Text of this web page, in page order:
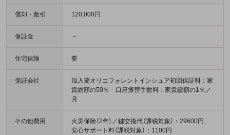
償却・敷引 120,000円
保証金 －
住宅保険 要
保証会社
加入要オリコフォレントインシュア初回保証料：家
賃総額の50％ 口座振替手数料：家賃総額の1％／
月
その他費用
火災保険（2年）／鍵交換代（課税対象）：29600円、
安心サポート料（課税対象）：1100円